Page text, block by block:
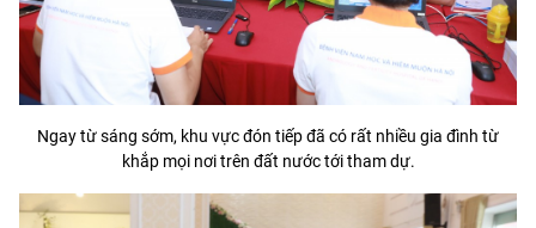
Ngay từ sáng sớm, khu vực đón tiếp đã có rất nhiều gia đình từ
khắp mọi nơi trên đất nước tới tham dự.